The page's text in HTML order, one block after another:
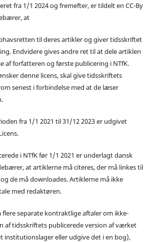
fra 1/1 2024 og fremefter, er tildelt en CC-By
at
til deres artikler og giver tidsskriftet
Endvidere gives andre ret til at dele artiklen
af forfatteren og første publicering i NTfK.
denne licens, skal give tidsskriftets
senest i forbindelse med at de læser
fra 1/1 2021 til 31/12 2023 er udgivet
i NTfK før 1/1 2021 er underlagt dansk
at artiklerne må citeres, der må linkes til
de må downloades. Artiklerne må ikke
med redaktøren.
separate kontraktlige aftaler om ikke-
af tidsskriftets publicerede version af værket
institutionslager eller udgive det i en bog),